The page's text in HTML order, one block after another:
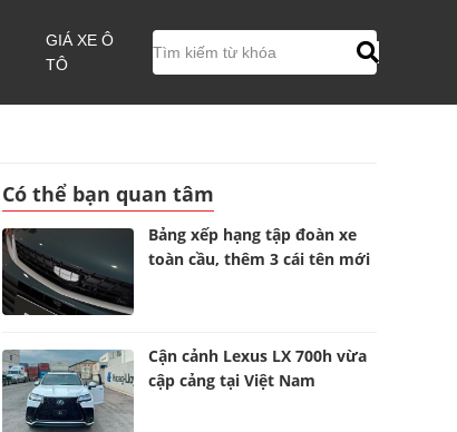
GIÁ XE Ô
TÔ
Có thể bạn quan tâm
Bảng xếp hạng tập đoàn xe
toàn cầu, thêm 3 cái tên mới
Cận cảnh Lexus LX 700h vừa
cập cảng tại Việt Nam